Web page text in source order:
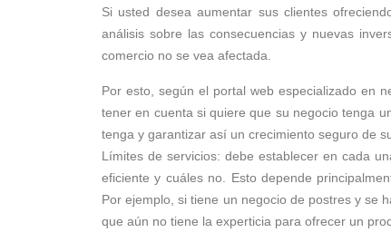
Si usted desea aumentar sus clientes
análisis sobre las consecuencias y nuevas
comercio no se vea afectada.
Por esto, según el portal web especializado en
tener en cuenta si quiere que su negocio tenga
tenga y garantizar así un crecimiento seguro de
Límites de servicios: debe establecer en cada
eficiente y cuáles no. Esto depende
Por ejemplo, si tiene un negocio de postres y se
que aún no tiene la experticia para ofrecer un